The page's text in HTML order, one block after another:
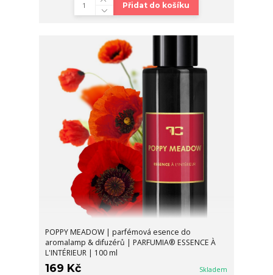
Přidat do košíku
POPPY MEADOW | parfémová esence do
aromalamp & difuzérů | PARFUMIA® ESSENCE À
L'INTÉRIEUR | 100 ml
169 Kč Skladem